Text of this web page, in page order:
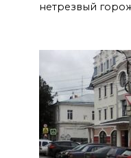
нетрезвый